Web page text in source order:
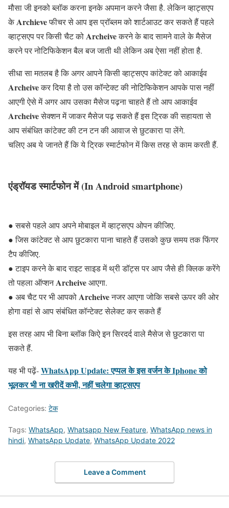
मौसा जी इनको ब्लॉक करना इनके अपमान करने जैसा है. लेकिन व्हाट्सएप
केArchieveफीचर से आप इस प्रॉब्लम को शार्टआउट कर सकते हैं पहले
व्हाट्सएप पर किसी चैट कोArcheiveकरने के बाद सामने वाले के मैसेज
करने पर नोटिफिकेशन बैल बज जाती थी लेकिन अब ऐसा नहीं होता है.
सीधा सा मतलब है कि अगर आपने किसी व्हाट्सएप कांटेक्ट को आकाईव
Archeiveकर दिया है तो उस कॉन्टेक्ट की नोटिफिकेशन आपके पास नहीं
आएगी ऐसे में अगर आप उसका मैसेज पढ़ना चाहते हैं तो आप आकाईव
Archeiveसेक्शन में जाकर मैसेज पढ़ सकते हैं इस ट्रिक की सहायता से
आप संबंधित कांटेक्ट की टन टन की आवाज से छुटकारा पा लेंगे.
चलिए अब ये जानते हैं कि ये ट्रिक स्मार्टफोन में किस तरह से काम करती हैं.
एंड्रॉयड स्मार्टफोन में (In Android smartphone)
● सबसे पहले आप अपने मोबाइल में व्हाट्सएप ओपन कीजिए.
● जिस कांटेक्ट से आप छुटकारा पाना चाहते हैं उसको कुछ समय तक फिंगर
टैप कीजिए.
● टाइप करने के बाद राइट साइड में थ्री डॉट्स पर आप जैसे ही क्लिक करेंगे
तो पहला ऑप्शनArcheiveआएगा.
● अब चैट पर भी आपकोArcheiveनजर आएगा जोकि सबसे ऊपर की ओर
होगा वहां से आप संबंधित कॉन्टेक्ट सेलेक्ट कर सकते हैं
इस तरह आप भी बिना ब्लॉक किऐ इन सिरदर्द वाले मैसेज से छुटकारा पा
सकते हैं.
यह भी पढ़ें-WhatsApp Update: एप्पल के इस वर्जन के Iphone को
भूलकर भी ना खरीदें कभी, नहीं चलेगा व्हाट्सएप
Categories: टेक
Tags: WhatsApp, Whatsapp New Feature, WhatsApp news in
hindi, WhatsApp Update, WhatsApp Update 2022
Leave a Comment